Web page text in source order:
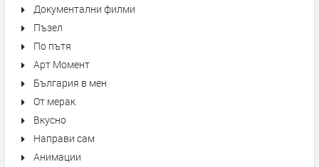
Документални филми
Пъзел
По пътя
Арт Момент
България в мен
От мерак
Вкусно
Направи сам
Анимации